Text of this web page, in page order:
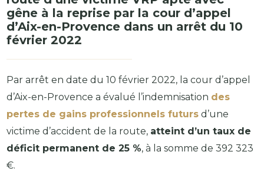
gêne à la reprise par la cour d’appel
d’Aix-en-Provence dans un arrêt du 10
février 2022
Par arrêt en date du 10 février 2022, la cour d’appel
d’Aix-en-Provence a évalué l’indemnisation des
pertes de gains professionnels futurs d’une
victime d’accident de la route, atteint d’un taux de
déficit permanent de 25 %, à la somme de 392 323
€.